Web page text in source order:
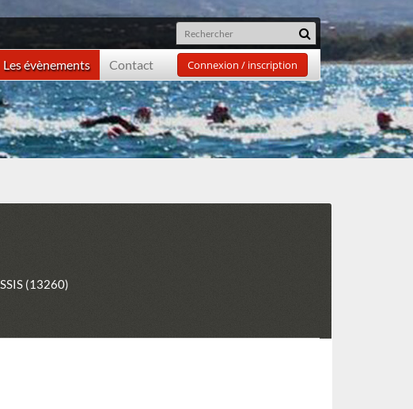
Les évènements Contact Connexion / inscription
(13260)